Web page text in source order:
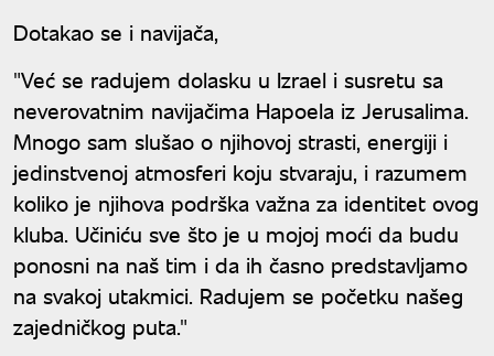
Dotakao se i navijača,
"Već se radujem dolasku u Izrael i susretu sa
neverovatnim navijačima Hapoela iz Jerusalima.
Mnogo sam slušao o njihovoj strasti, energiji i
jedinstvenoj atmosferi koju stvaraju, i razumem
koliko je njihova podrška važna za identitet ovog
kluba. Učiniću sve što je u mojoj moći da budu
ponosni na naš tim i da ih časno predstavljamo
na svakoj utakmici. Radujem se početku našeg
zajedničkog puta."